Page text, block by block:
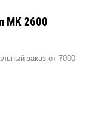
MK 2600
заказ от 7000